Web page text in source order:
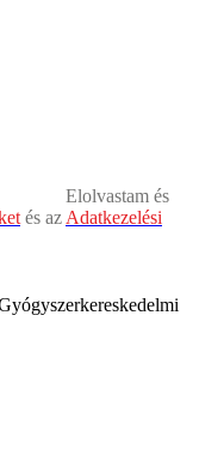
Elolvastam és
és az Adatkezelési